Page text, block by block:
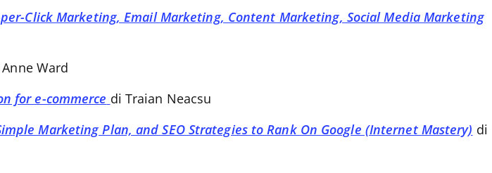
Click Marketing, Email Marketing, Content Marketing, Social Media Marketing
Ward
for e-commerce di Traian Neacsu
Marketing Plan, and SEO Strategies to Rank On Google (Internet Mastery) di